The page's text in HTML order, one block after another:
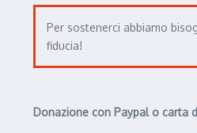
Per sostenerci abbiamo
fiducia!
Donazione con Paypal o carta